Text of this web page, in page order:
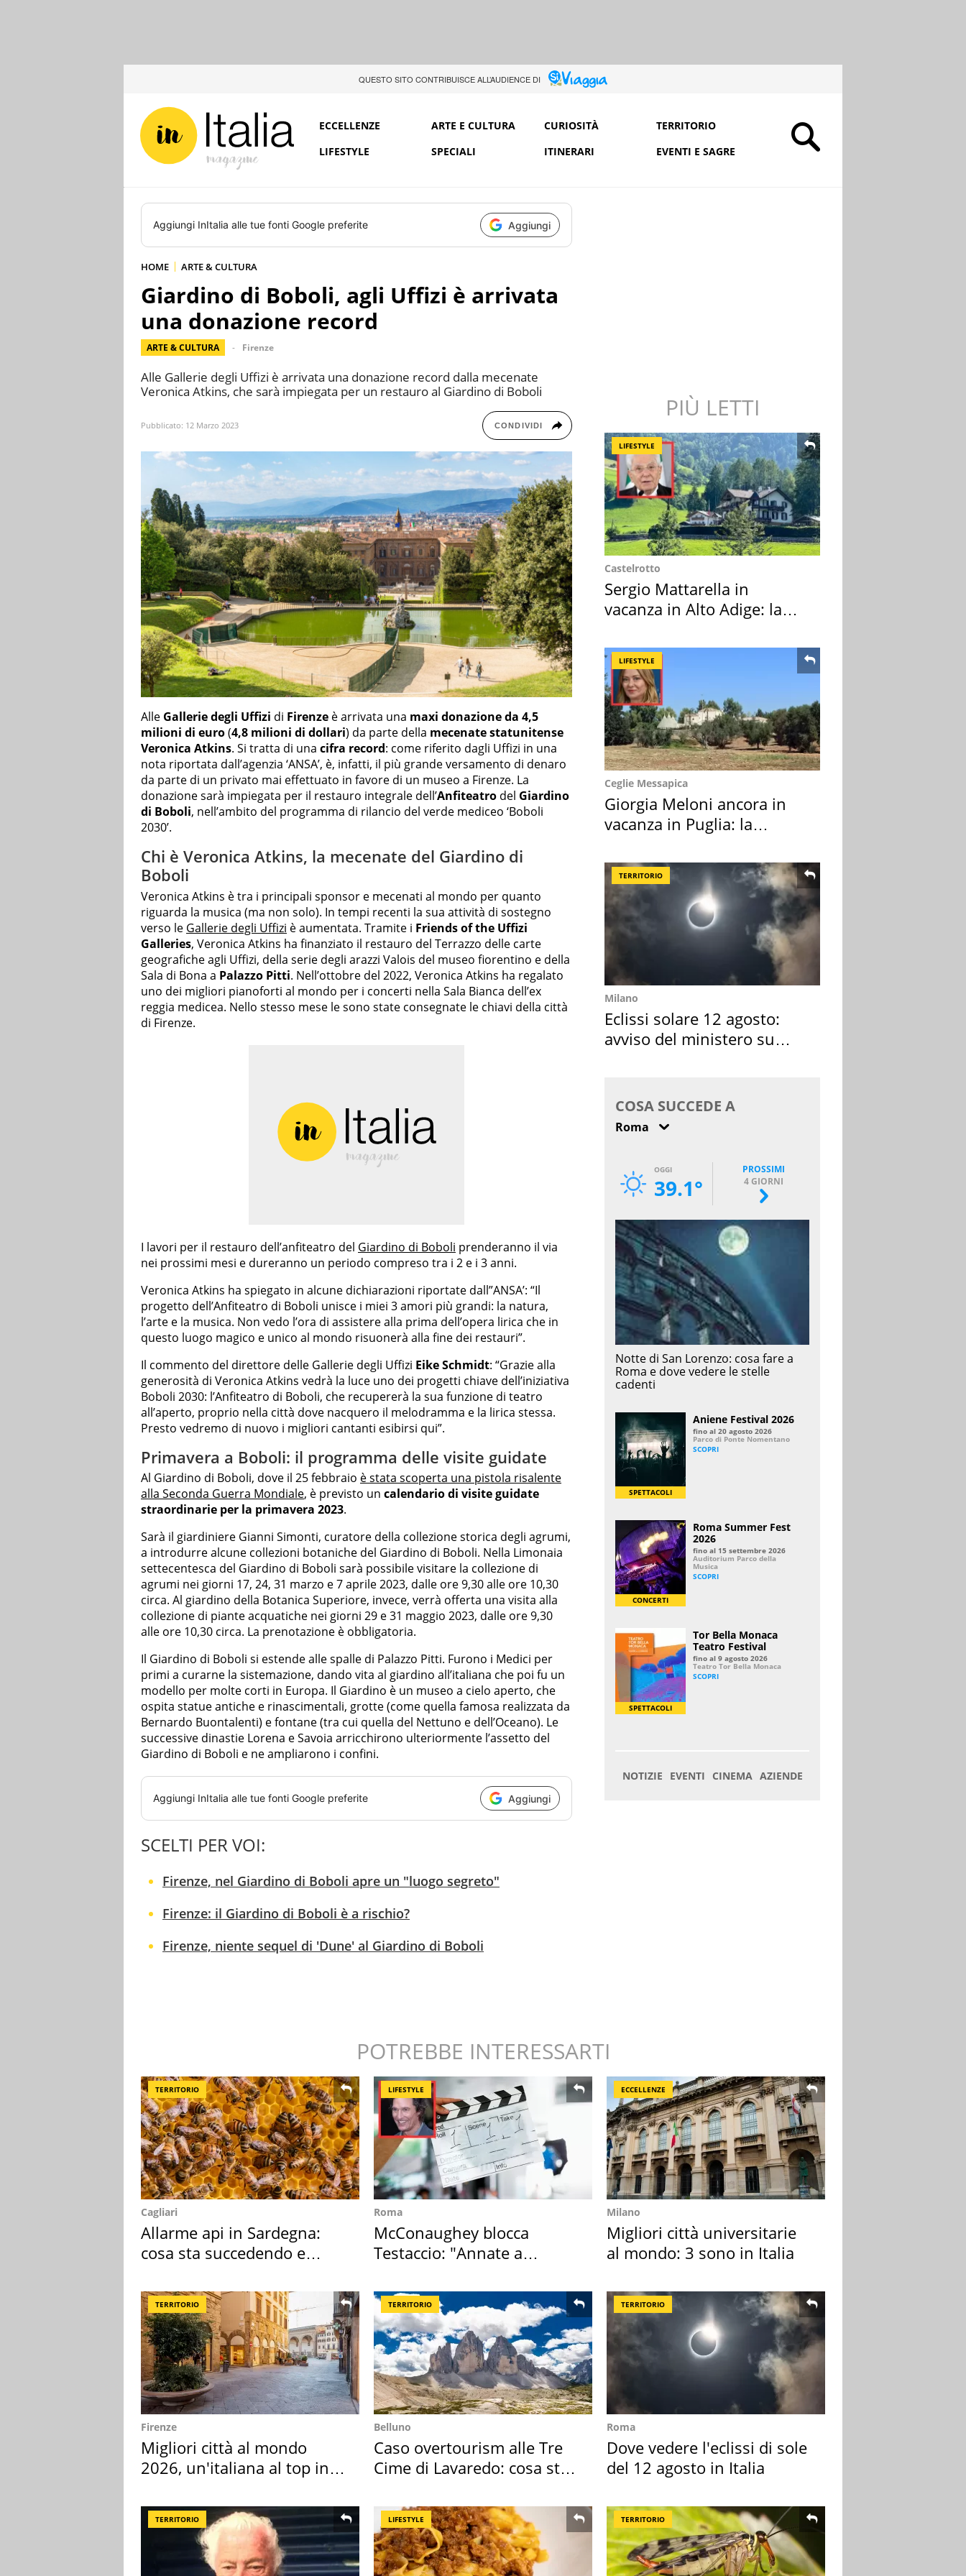
QUESTO SITO CONTRIBUISCE ALL’AUDIENCE DI
ECCELLENZE ARTE E CULTURA CURIOSITÀ
TERRITORIO
LIFESTYLE
SPECIALI ITINERARI EVENTI E SAGRE
Aggiungi InItalia alle tue fonti Google preferite Aggiungi
HOME ARTE & CULTURA
Giardino di Boboli, agli Uffizi è arrivata
una donazione record
ARTE & CULTURA Firenze
Alle Gallerie degli Uffizi è arrivata una donazione record dalla mecenate
Veronica Atkins, che sarà impiegata per un restauro al Giardino di Boboli
Pubblicato: 12 Marzo 2023 CONDIVIDI
Alle Gallerie degli Uffizi di Firenze è arrivata una maxi donazione da 4,5
milioni di euro(4,8 milioni di dollari) da parte della mecenate statunitense
Veronica Atkins. Si tratta di una cifra record: come riferito dagli Uffizi in una
nota riportata dall’agenzia ‘ANSA’, è, infatti, il più grande versamento di denaro
da parte di un privato mai effettuato in favore di un museo a Firenze. La
donazione sarà impiegata per il restauro integrale dell’Anfiteatro del Giardino
di Boboli, nell’ambito del programma di rilancio del verde mediceo ‘Boboli
2030’.
Chi è Veronica Atkins, la mecenate del Giardino di
Boboli
Veronica Atkins è tra i principali sponsor e mecenati al mondo per quanto
riguarda la musica (ma non solo). In tempi recenti la sua attività di sostegno
verso le Gallerie degli Uffizi è aumentata. Tramite i Friends of the Uffizi
Galleries, Veronica Atkins ha finanziato il restauro del Terrazzo delle carte
geografiche agli Uffizi, della serie degli arazzi Valois del museo fiorentino e della
Sala di Bona a Palazzo Pitti. Nell’ottobre del 2022, Veronica Atkins ha regalato
uno dei migliori pianoforti al mondo per i concerti nella Sala Bianca dell’ex
reggia medicea. Nello stesso mese le sono state consegnate le chiavi della città
di Firenze.
I lavori per il restauro dell’anfiteatro del Giardino di Boboli prenderanno il via
nei prossimi mesi e dureranno un periodo compreso tra i 2 e i 3 anni.
Veronica Atkins ha spiegato in alcune dichiarazioni riportate dall”ANSA’: “Il
progetto dell’Anfiteatro di Boboli unisce i miei 3 amori più grandi: la natura,
l’arte e la musica. Non vedo l’ora di assistere alla prima dell’opera lirica che in
questo luogo magico e unico al mondo risuonerà alla fine dei restauri”.
Il commento del direttore delle Gallerie degli Uffizi Eike Schmidt: “Grazie alla
generosità di Veronica Atkins vedrà la luce uno dei progetti chiave dell’iniziativa
Boboli 2030: l’Anfiteatro di Boboli, che recupererà la sua funzione di teatro
all’aperto, proprio nella città dove nacquero il melodramma e la lirica stessa.
Presto vedremo di nuovo i migliori cantanti esibirsi qui”.
Primavera a Boboli: il programma delle visite guidate
Al Giardino di Boboli, dove il 25 febbraio è stata scoperta una pistola risalente
alla Seconda Guerra Mondiale, è previsto un calendario di visite guidate
straordinarie per la primavera 2023.
Sarà il giardiniere Gianni Simonti, curatore della collezione storica degli agrumi,
a introdurre alcune collezioni botaniche del Giardino di Boboli. Nella Limonaia
settecentesca del Giardino di Boboli sarà possibile visitare la collezione di
agrumi nei giorni 17, 24, 31 marzo e 7 aprile 2023, dalle ore 9,30 alle ore 10,30
circa. Al giardino della Botanica Superiore, invece, verrà offerta una visita alla
collezione di piante acquatiche nei giorni 29 e 31 maggio 2023, dalle ore 9,30
alle ore 10,30 circa. La prenotazione è obbligatoria.
Il Giardino di Boboli si estende alle spalle di Palazzo Pitti. Furono i Medici per
primi a curarne la sistemazione, dando vita al giardino all’italiana che poi fu un
modello per molte corti in Europa. Il Giardino è un museo a cielo aperto, che
ospita statue antiche e rinascimentali, grotte (come quella famosa realizzata da
Bernardo Buontalenti) e fontane (tra cui quella del Nettuno e dell’Oceano). Le
successive dinastie Lorena e Savoia arricchirono ulteriormente l’assetto del
Giardino di Boboli e ne ampliarono i confini.
Aggiungi InItalia alle tue fonti Google preferite Aggiungi
SCELTI PER VOI:
Firenze, nel Giardino di Boboli apre un "luogo segreto"
Firenze: il Giardino di Boboli è a rischio?
Firenze, niente sequel di 'Dune' al Giardino di Boboli
PIÙ LETTI
LIFESTYLE
Castelrotto
Sergio Mattarella in
vacanza in Alto Adige: la
LIFESTYLE
Ceglie Messapica
Giorgia Meloni ancora in
vacanza in Puglia: la
TERRITORIO
Milano
Eclissi solare 12 agosto:
avviso del ministero su
POTREBBE INTERESSARTI
TERRITORIO
Cagliari
Allarme api in Sardegna:
cosa sta succedendo e
LIFESTYLE
Roma
McConaughey blocca
Testaccio: "Annate a
ECCELLENZE
Milano
Migliori città universitarie
al mondo: 3 sono in Italia
TERRITORIO
Firenze
Migliori città al mondo
2026, un'italiana al top in
TERRITORIO
Belluno
Caso overtourism alle Tre
Cime di Lavaredo: cosa sta
TERRITORIO
Roma
Dove vedere l'eclissi di sole
del 12 agosto in Italia
TERRITORIO LIFESTYLE TERRITORIO